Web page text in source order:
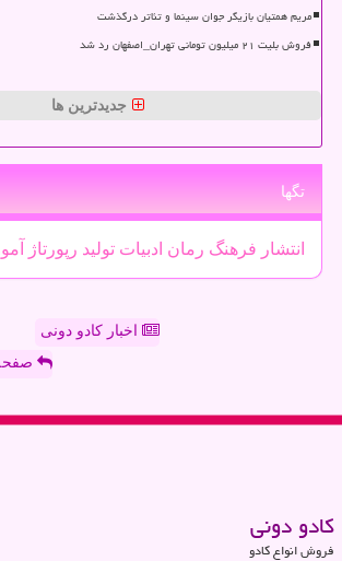
مریم همتیان بازیگر جوان سینما و تئاتر درگذشت
فروش بلیت ۲۱ میلیون تومانی تهران_اصفهان رد شد
جدیدترین ها
تگها
انتشار فرهنگ رمان ادبیات تولید رپورتاژ
اخبار کادو دونی
كادو دونی
فروش انواع کادو